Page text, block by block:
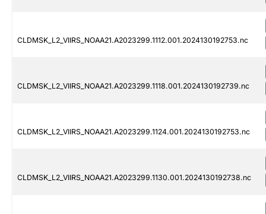
CLDMSK_L2_VIIRS_NOAA21.A2023299.1112.001.2024130192753.nc
CLDMSK_L2_VIIRS_NOAA21.A2023299.1118.001.2024130192739.nc
CLDMSK_L2_VIIRS_NOAA21.A2023299.1124.001.2024130192753.nc
CLDMSK_L2_VIIRS_NOAA21.A2023299.1130.001.2024130192738.nc